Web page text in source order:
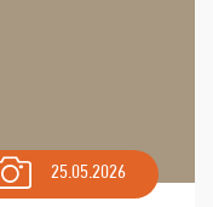
25.05.2026